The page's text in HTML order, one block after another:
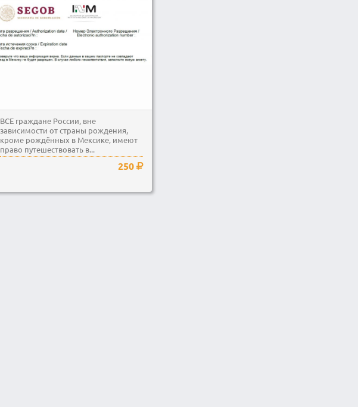
ВСЕ граждане России, вне
зависимости от страны рождения,
кроме рождённых в Мексике, имеют
право путешествовать в...
250